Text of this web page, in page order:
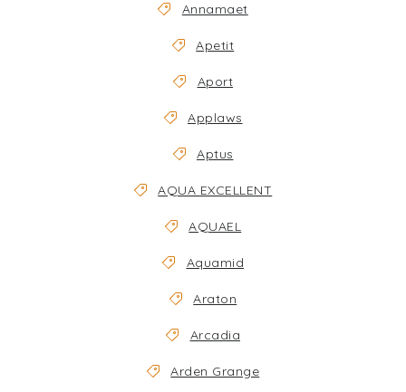
Annamaet
Apetit
Aport
Applaws
Aptus
AQUA EXCELLENT
AQUAEL
Aquamid
Araton
Arcadia
Arden Grange